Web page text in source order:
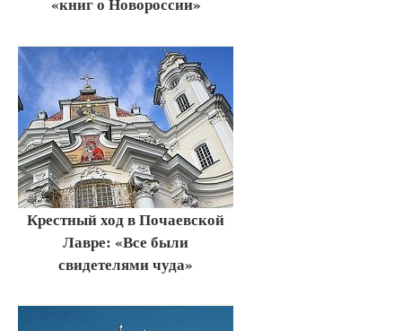
Крестный ход в Почаевской
Лавре: «Все были
свидетелями чуда»